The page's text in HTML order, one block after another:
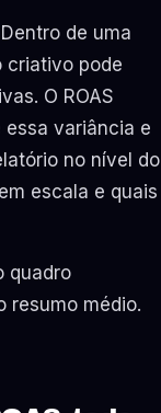
de uma
criativo pode
O ROAS
variância e
no nível do
escala e quais
quadro
resumo médio.